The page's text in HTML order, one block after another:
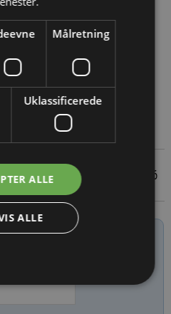
som let kan løbe op i
Før vi går videre med det,
tid have fuldt ud
siger Mikael Dich.
projektet i den nye nummer
23/6 2026
Målretning
Uklassificerede
ALLE
ALLE